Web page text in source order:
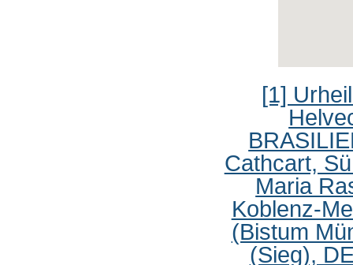
[1]
Cathcart,
Maria
Koblenz-
(Bistum
(Sieg),